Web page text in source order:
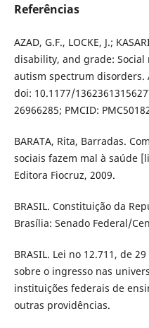
Referências
AZAD, G.F., LOCKE, J.;
disability, and grade:
autism spectrum disorders.
doi: 10.1177/
26966285; PMCID:
BARATA, Rita, Barradas.
sociais fazem mal à saúde
Editora Fiocruz, 2009.
BRASIL. Constituição da
Brasília: Senado Federal/
BRASIL. Lei no 12.711, de
sobre o ingresso nas
instituições federais de
outras providências.